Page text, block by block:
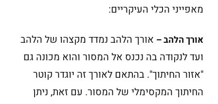
מאפייני הכלי העיקריים:
אורך הלהב – אורך הלהב נמדד מקצהו של הלהב
ועד לנקודה בה נכנס אל המסור והוא מכונה גם
"אזור החיתוך". בהתאם לאורך זה יוגדר קוטר
החיתוך המקסימלי של המסור. עם זאת, ניתן